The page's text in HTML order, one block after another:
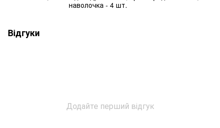
наволочка - 4 шт.
Відгуки
Додайте перший відгук